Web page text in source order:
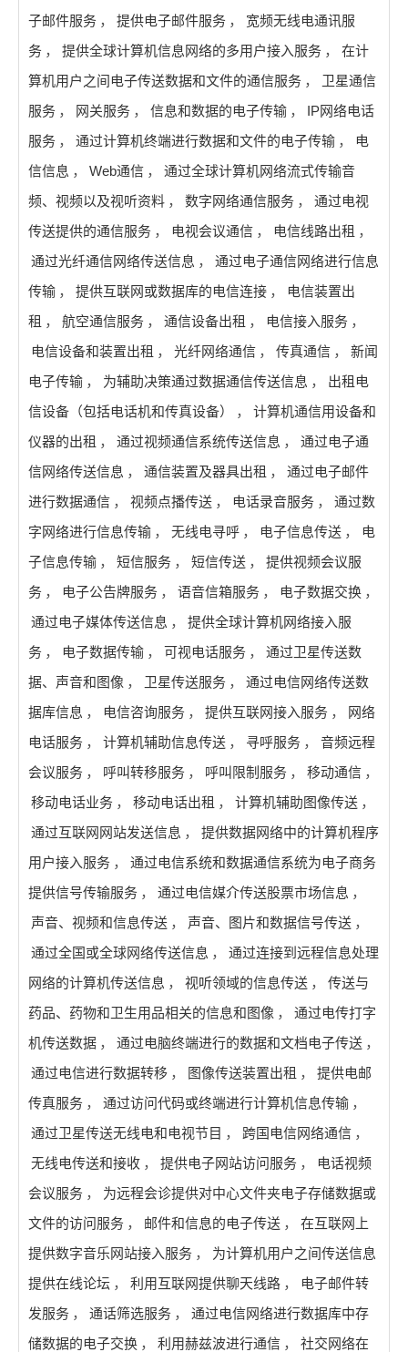
子邮件服务 ， 提供电子邮件服务 ，
宽频无线电通讯服
务 ， 提供全球计算机信息网络的多用户接入服务 ，
在计
算机用户之间电子传送数据和文件的通信服务 ，
卫星通信
服务 ， 网关服务 ， 信息和数据的电子传输 ，
IP网络电话
服务 ， 通过计算机终端进行数据和文件的电子传输 ，
电
信信息 ， Web通信 ，
通过全球计算机网络流式传输音
频、视频以及视听资料 ， 数字网络通信服务 ，
通过电视
传送提供的通信服务 ， 电视会议通信 ， 电信线路出租 ，
通过光纤通信网络传送信息 ，
通过电子通信网络进行信息
传输 ， 提供互联网或数据库的电信连接 ，
电信装置出
租 ， 航空通信服务 ， 通信设备出租 ， 电信接入服务 ，
电信设备和装置出租 ， 光纤网络通信 ， 传真通信 ，
新闻
电子传输 ， 为辅助决策通过数据通信传送信息 ，
出租电
信设备（包括电话机和传真设备）
，
计算机通信用设备和
仪器的出租 ， 通过视频通信系统传送信息 ，
通过电子通
信网络传送信息 ， 通信装置及器具出租 ，
通过电子邮件
进行数据通信 ， 视频点播传送 ， 电话录音服务 ，
通过数
字网络进行信息传输 ， 无线电寻呼 ， 电子信息传送 ，
电
子信息传输 ， 短信服务 ， 短信传送 ，
提供视频会议服
务 ， 电子公告牌服务 ， 语音信箱服务 ， 电子数据交换 ，
通过电子媒体传送信息 ，
提供全球计算机网络接入服
务 ， 电子数据传输 ， 可视电话服务 ，
通过卫星传送数
据、声音和图像 ， 卫星传送服务 ，
通过电信网络传送数
据库信息 ， 电信咨询服务 ， 提供互联网接入服务 ，
网络
电话服务 ， 计算机辅助信息传送 ， 寻呼服务 ，
音频远程
会议服务 ， 呼叫转移服务 ， 呼叫限制服务 ， 移动通信 ，
移动电话业务 ， 移动电话出租 ， 计算机辅助图像传送 ，
通过互联网网站发送信息 ，
提供数据网络中的计算机程序
用户接入服务 ，
通过电信系统和数据通信系统为电子商务
提供信号传输服务 ， 通过电信媒介传送股票市场信息 ，
声音、视频和信息传送 ， 声音、图片和数据信号传送 ，
通过全国或全球网络传送信息 ，
通过连接到远程信息处理
网络的计算机传送信息 ， 视听领域的信息传送 ，
传送与
药品、药物和卫生用品相关的信息和图像 ，
通过电传打字
机传送数据 ， 通过电脑终端进行的数据和文档电子传送 ，
通过电信进行数据转移 ， 图像传送装置出租 ，
提供电邮
传真服务 ， 通过访问代码或终端进行计算机信息传输 ，
通过卫星传送无线电和电视节目 ， 跨国电信网络通信 ，
无线电传送和接收 ， 提供电子网站访问服务 ，
电话视频
会议服务 ，
为远程会诊提供对中心文件夹电子存储数据或
文件的访问服务 ， 邮件和信息的电子传送 ，
在互联网上
提供数字音乐网站接入服务 ，
为计算机用户之间传送信息
提供在线论坛 ， 利用互联网提供聊天线路 ，
电子邮件转
发服务 ， 通话筛选服务 ，
通过电信网络进行数据库中存
储数据的电子交换 ， 利用赫兹波进行通信 ，
社交网络在